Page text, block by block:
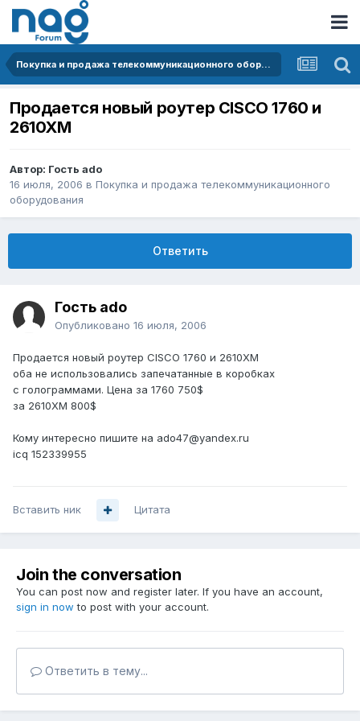
Покупка и продажа телекоммуникационного оборудования
Продается новый роутер CISCO 1760 и
2610XM
Автор: Гость ado
16 июля, 2006 в Покупка и продажа телекоммуникационного
оборудования
Ответить
Гость ado
Опубликовано 16 июля, 2006
Продается новый роутер CISCO 1760 и 2610XM
оба не использовались запечатанные в коробках
с голограммами. Цена за 1760 750$
за 2610XM 800$
Кому интересно пишите на ado47@yandex.ru
icq 152339955
Вставить ник Цитата
Join the conversation
You can post now and register later. If you have an account,
sign in now to post with your account.
Ответить в тему...